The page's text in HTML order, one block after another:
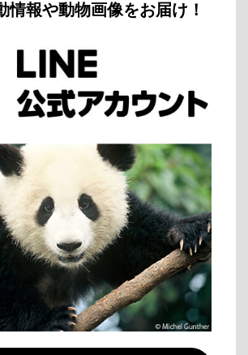
情報や動物画像をお届け！